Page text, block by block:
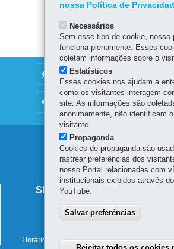
Baixar
DENUNCIE CORRUPÇÃO
OUVIDORIA
Navegação
principal
SECRETARIA DE ESTADO
Av. Presidente Kennedy, 2511 -
80610-011 -Curitiba
Horário de atendimento: de segunda a
nossa Política de
Necessários
Sem esse tipo de cookie, nosso
funciona plenamente. Esses
coletam informações sobre o
Estatísticos
Esses cookies nos ajudam a
como os visitantes interagem
site. As informações são
anonimamente, não identificam o
visitante.
Propaganda
Cookies de propaganda são
rastrear preferências dos
nosso Portal relacionadas com
institucionais exibidos através do
YouTube.
Salvar preferências